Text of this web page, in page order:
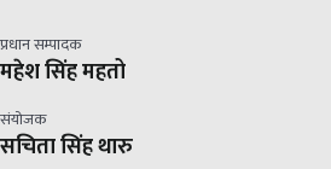
प्रधान सम्पादक
महेश सिंह महतो
संयोजक
सचिता सिंह थारु